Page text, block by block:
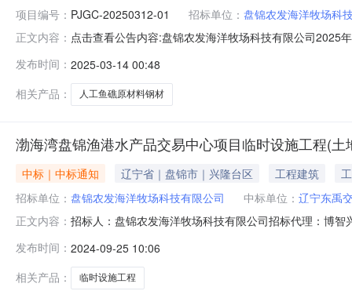
项目编号： PJGC-20250312-01 招标单位： 盘锦农发海洋牧场科
正文内容： 点击查看公告内容:盘锦农发海洋牧场科技有限公司2025
审批/核准/备案机关批准，项目资金来源为其他资金资金
招标。二、项目
发布时间： 2025-03-14 00:48
相关产品：
人工鱼礁原材料钢材
渤海湾盘锦渔港水产品交易中心项目临时设施工程(
中标｜中标通知 辽宁省｜盘锦市｜兴隆台区 工程建筑
招标单位： 盘锦农发海洋牧场科技有限公司 中标单位： 辽宁东禹
正文内容： 招标人：盘锦农发海洋牧场科技有限公司招标代理：博
平整工程项目）进行公开招标采购，该项目已于2024年
发布时间： 2024-09-25 10:06
相关产品：
临时设施工程